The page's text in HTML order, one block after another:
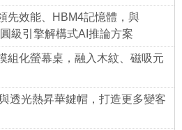
先效能、HBM4記憶體，與
級引擎解構式AI推論方案
組化螢幕桌，融入木紋、磁吸元
透光熱昇華鍵帽，打造更多變客